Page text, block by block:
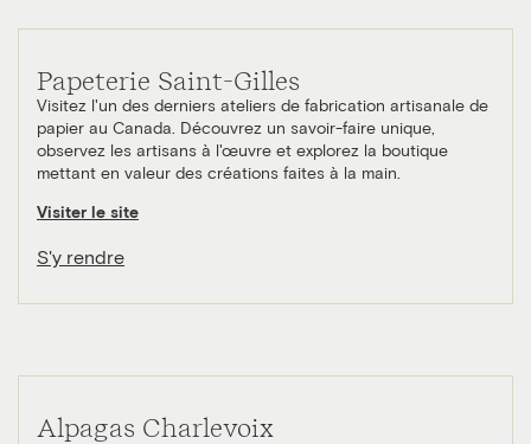
Papeterie Saint-Gilles
Visitez l'un des derniers ateliers de fabrication artisanale de
papier au Canada. Découvrez un savoir-faire unique,
observez les artisans à l'œuvre et explorez la boutique
mettant en valeur des créations faites à la main.
Visiter le site
S'y rendre
Alpagas Charlevoix